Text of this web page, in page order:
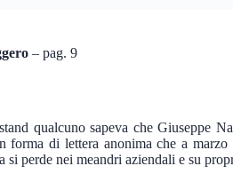
– pag. 9
qualcuno sapeva che Giuseppe
forma di lettera anonima che a
si perde nei meandri aziendali e su